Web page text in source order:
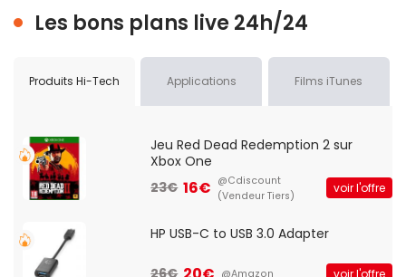
Les bons plans live 24h/24
Produits Hi-Tech Applications Films iTunes
Jeu Red Dead Redemption 2 sur
Xbox One
23€ 16€ @Cdiscount
(Vendeur Tiers)
voir l'offre
HP USB-C to USB 3.0 Adapter
26€ @Amazon voir l'offre